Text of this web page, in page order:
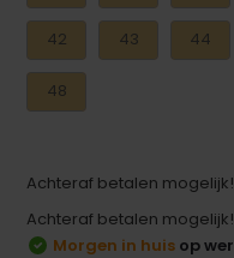
42 43 44
48
Achteraf betalen mogelijk!
Achteraf betalen mogelijk!
Morgen in huis op